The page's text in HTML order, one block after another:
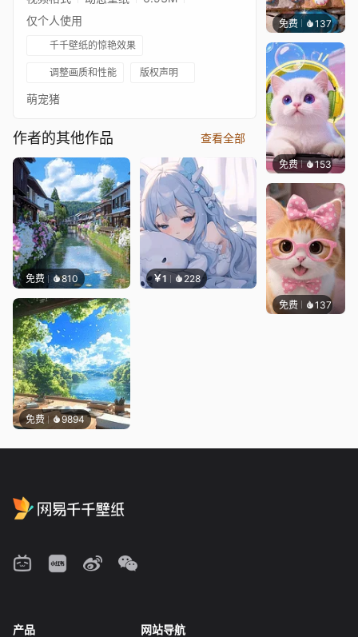
仅个人使用
千千壁纸的惊艳效果
调整画质和性能 版权声明
萌宠猪
作者的其他作品 查看全部
免费 810 ￥1 228
免费 9894
免费 137豆子
免费 153豆子
免费 137好看
产品 网站导航